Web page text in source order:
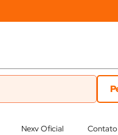
Nexv Oficial Contato